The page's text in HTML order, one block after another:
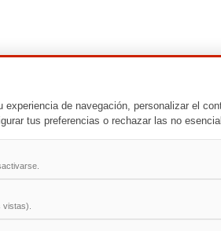
de navegación, personalizar el
tus preferencias o rechazar las no